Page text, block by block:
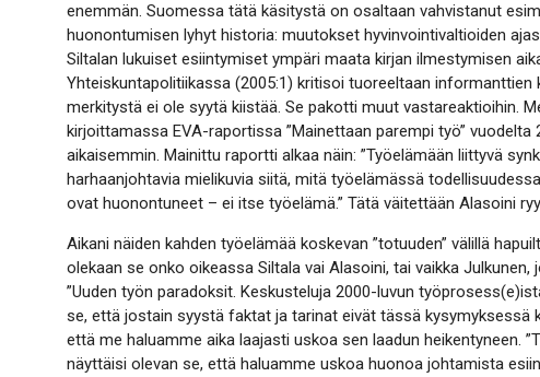
enemmän. Suomessa tätä käsitystä on osaltaan vahvistanut
huonontumisen lyhyt historia: muutokset hyvinvointivaltioiden
Siltalan lukuiset esiintymiset ympäri maata kirjan ilmestymisen
Yhteiskuntapolitiikassa (2005:1) kritisoi tuoreeltaan
merkitystä ei ole syytä kiistää. Se pakotti muut vastareaktioihin.
kirjoittamassa EVA-raportissa ”Mainettaan parempi työ”
aikaisemmin. Mainittu raportti alkaa näin: ”Työelämään liittyvä
harhaanjohtavia mielikuvia siitä, mitä työelämässä
ovat huonontuneet – ei itse työelämä.” Tätä väitettään Alasoini
Aikani näiden kahden työelämää koskevan ”totuuden” välillä
olekaan se onko oikeassa Siltala vai Alasoini, tai vaikka
”Uuden työn paradoksit. Keskusteluja 2000-luvun
se, että jostain syystä faktat ja tarinat eivät tässä kysymyksessä
että me haluamme aika laajasti uskoa sen laadun heikentyneen.
näyttäisi olevan se, että haluamme uskoa huonoa johtamista